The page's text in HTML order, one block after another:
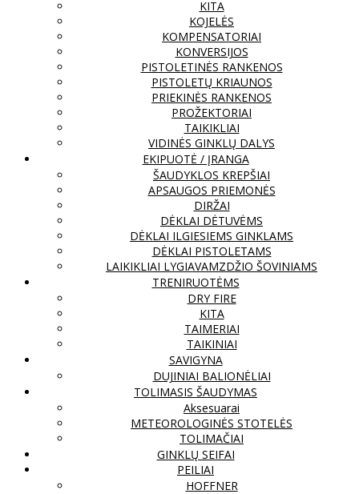
KITA
KOJELĖS
KOMPENSATORIAI
KONVERSIJOS
PISTOLETINĖS RANKENOS
PISTOLETŲ KRIAUNOS
PRIEKINĖS RANKENOS
PROŽEKTORIAI
TAIKIKLIAI
VIDINĖS GINKLŲ DALYS
EKIPUOTĖ / ĮRANGA
ŠAUDYKLOS KREPŠIAI
APSAUGOS PRIEMONĖS
DIRŽAI
DĖKLAI DĖTUVĖMS
DĖKLAI ILGIESIEMS GINKLAMS
DĖKLAI PISTOLETAMS
LAIKIKLIAI LYGIAVAMZDŽIO ŠOVINIAMS
TRENIRUOTĖMS
DRY FIRE
KITA
TAIMERIAI
TAIKINIAI
SAVIGYNA
DUJINIAI BALIONĖLIAI
TOLIMASIS ŠAUDYMAS
Aksesuarai
METEOROLOGINĖS STOTELĖS
TOLIMAČIAI
GINKLŲ SEIFAI
PEILIAI
HOFFNER